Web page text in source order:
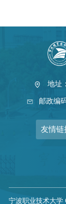
地址
邮政编
友情链
宁波职业技术大学